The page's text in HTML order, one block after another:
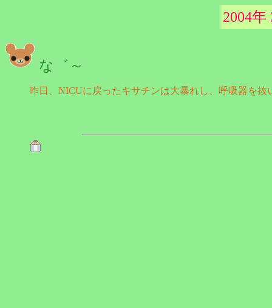
2004年
な゛～
昨日、NICUに戻ったキサチンは大暴れし、呼吸器を抜